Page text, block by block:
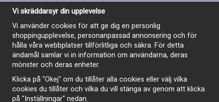
Vecka 32
Måndag kl 9-12, kl 13 - 15
Onsdag kl 9-12, kl 13 - 15
Tisdag, Tordag och Fredag stängt
E-Handelsbutiken är öppen och paket skickas hela
sommaren
Vi skräddarsyr din upplevelse
Vi använder cookies för att ge dig en personlig
shoppingupplevelse, personanpassad annonsering och för
hålla våra webbplatser tillförlitliga och säkra. För detta
ändamål samlar vi in information om användarna, deras
mönster och deras enheter.
Klicka på "Okej" om du tillåter alla cookies eller välj vilka
cookies du tillåter och vilka du vill stänga av genom att klicka
på "Inställningar" nedan.